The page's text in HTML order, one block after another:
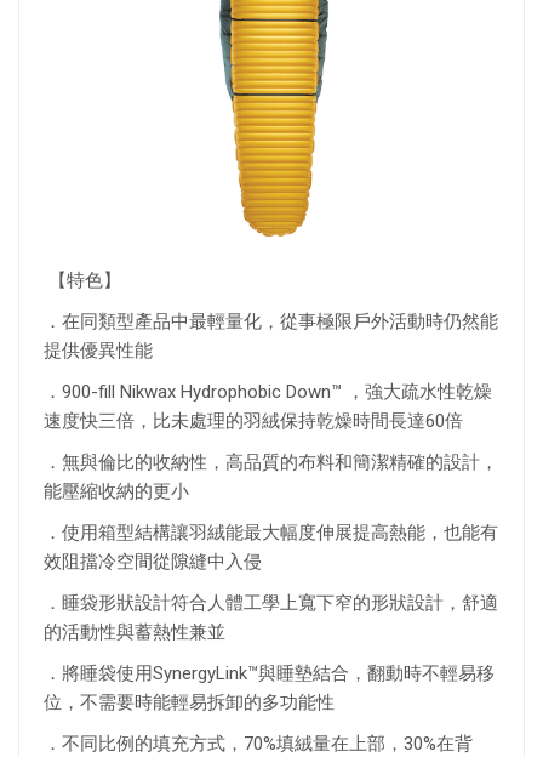
【特色】
．在同類型產品中最輕量化，從事極限戶外活動時仍然能
提供優異性能
．900-fill Nikwax Hydrophobic Down™ ，強大疏水性乾燥
速度快三倍，比未處理的羽絨保持乾燥時間長達60倍
．無與倫比的收納性，高品質的布料和簡潔精確的設計，
能壓縮收納的更小
．使用箱型結構讓羽絨能最大幅度伸展提高熱能，也能有
效阻擋冷空間從隙縫中入侵
．睡袋形狀設計符合人體工學上寬下窄的形狀設計，舒適
的活動性與蓄熱性兼並
．將睡袋使用SynergyLink™與睡墊結合，翻動時不輕易移
位，不需要時能輕易拆卸的多功能性
．不同比例的填充方式，70%填絨量在上部，30%在背